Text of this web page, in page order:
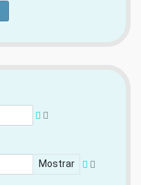
Mostrar